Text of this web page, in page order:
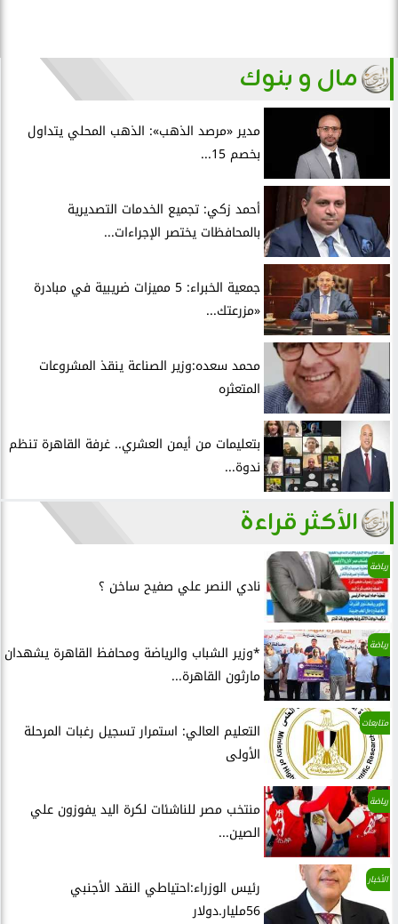
مال و بنوك
مدير «مرصد الذهب»: الذهب المحلي يتداول
بخصم 15...
أحمد زكي: تجميع الخدمات التصديرية
بالمحافظات يختصر الإجراءات...
جمعية الخبراء: 5 مميزات ضريبية في مبادرة
«مزرعتك...
محمد سعده:وزير الصناعة ينقذ المشروعات
المتعثره
بتعليمات من أيمن العشري.. غرفة القاهرة تنظم
ندوة...
الأكثر قراءة
رياضة
نادي النصر علي صفيح ساخن ؟
رياضة
*وزير الشباب والرياضة ومحافظ القاهرة يشهدان
مارثون القاهرة...
متابعات
التعليم العالي: استمرار تسجيل رغبات المرحلة
الأولى
رياضة
منتخب مصر للناشئات لكرة اليد يفوزون علي
الصين...
الأخبار
رئيس الوزراء:احتياطي النقد الأجنبي
56مليار.دولار